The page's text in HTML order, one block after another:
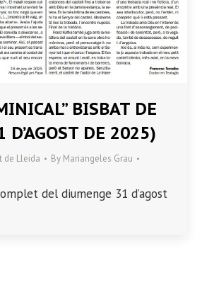
BISBAT DE
D’AGOST DE 2025)
de Lleida By Mariangeles Grau
del diumenge 31 d’agost